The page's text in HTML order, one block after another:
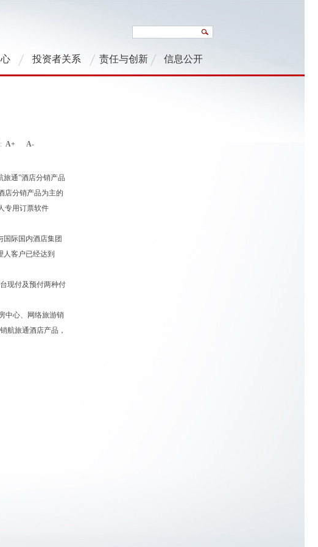
投资者关系 责任与创新 信息公开
A+ A-
旅通”酒店分销产品
店分销产品为主的
专用订票软件
国际国内酒店集团
人客户已经达到
现付及预付两种付
中心、网络旅游销
航旅通酒店产品，